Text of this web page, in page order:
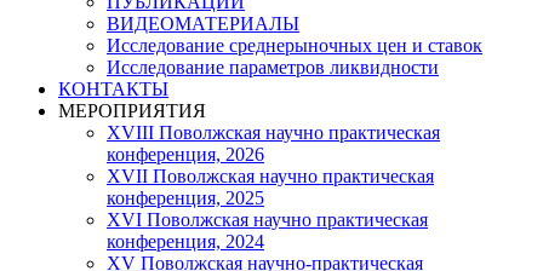
ВИДЕОМАТЕРИАЛЫ
Исследование среднерыночных цен и ставок
Исследование параметров ликвидности
КОНТАКТЫ
МЕРОПРИЯТИЯ
XVIII Поволжская научно практическая
конференция, 2026
XVII Поволжская научно практическая
конференция, 2025
XVI Поволжская научно практическая
конференция, 2024
ХV Поволжская научно-практическая